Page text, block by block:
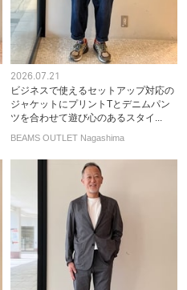
2026.07.21
ビジネスで使えるセットアップ対応の
ジャケットにプリントTとデニムパン
ツを合わせて遊び心のあるスタイ...
BEAMS OUTLET Nagashima